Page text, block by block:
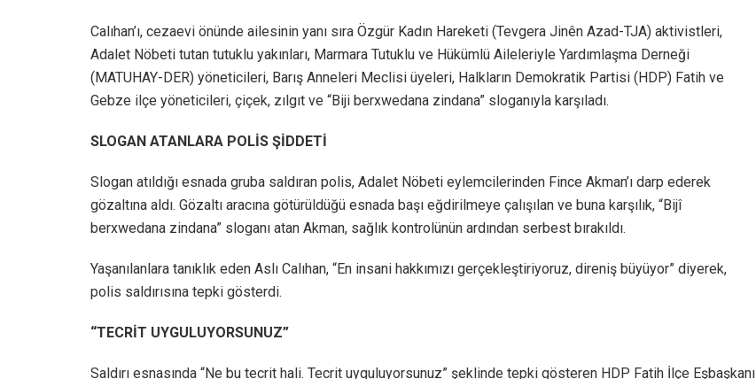
Calıhan’ı, cezaevi önünde ailesinin yanı sıra Özgür Kadın Hareketi (Tevgera Jinên Azad-TJA) aktivistleri,
Adalet Nöbeti tutan tutuklu yakınları, Marmara Tutuklu ve Hükümlü Aileleriyle Yardımlaşma Derneği
(MATUHAY-DER) yöneticileri, Barış Anneleri Meclisi üyeleri, Halkların Demokratik Partisi (HDP) Fatih ve
Gebze ilçe yöneticileri, çiçek, zılgıt ve “Biji berxwedana zindana” sloganıyla karşıladı.
SLOGAN ATANLARA POLİS ŞİDDETİ
Slogan atıldığı esnada gruba saldıran polis, Adalet Nöbeti eylemcilerinden Fince Akman’ı darp ederek
gözaltına aldı. Gözaltı aracına götürüldüğü esnada başı eğdirilmeye çalışılan ve buna karşılık, “Bijî
berxwedana zindana” sloganı atan Akman, sağlık kontrolünün ardından serbest bırakıldı.
Yaşanılanlara tanıklık eden Aslı Calıhan, “En insani hakkımızı gerçekleştiriyoruz, direniş büyüyor” diyerek,
polis saldırısına tepki gösterdi.
“TECRİT UYGULUYORSUNUZ”
Saldırı esnasında “Ne bu tecrit hali. Tecrit uyguluyorsunuz” şeklinde tepki gösteren HDP Fatih İlçe Eşbaşkanı